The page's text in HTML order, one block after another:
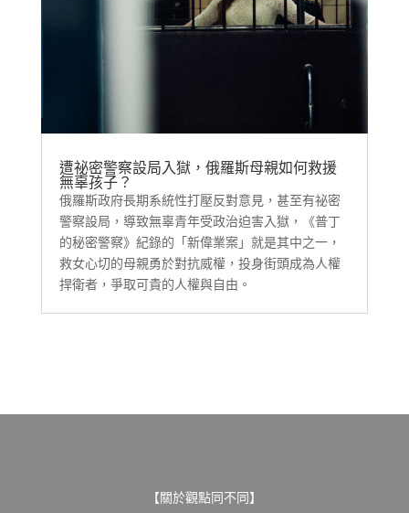
遭祕密警察設局入獄，俄羅斯母親如何救援
無辜孩子？
俄羅斯政府長期系統性打壓反對意見，甚至有祕密
警察設局，導致無辜青年受政治迫害入獄，《普丁
的秘密警察》紀錄的「新偉業案」就是其中之一，
救女心切的母親勇於對抗威權，投身街頭成為人權
捍衛者，爭取可貴的人權與自由。
【關於觀點同不同】